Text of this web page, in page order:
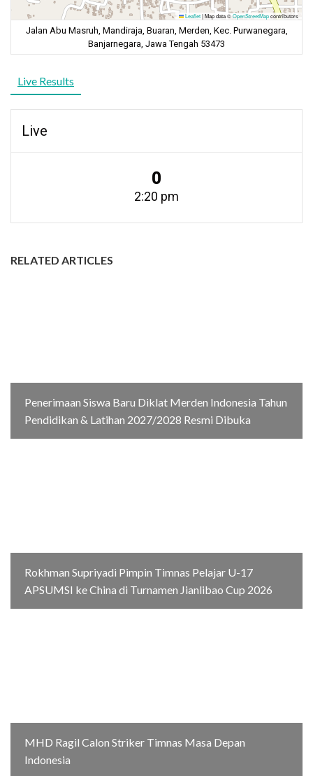
Leaflet|Map data ©OpenStreetMapcontributors
Jalan Abu Masruh, Mandiraja, Buaran, Merden, Kec. Purwanegara,
Banjarnegara, Jawa Tengah 53473
Live Results
Live
0
2:20 pm
RELATED ARTICLES
Penerimaan Siswa Baru Diklat Merden Indonesia Tahun
Pendidikan & Latihan 2027/2028 Resmi Dibuka
Rokhman Supriyadi Pimpin Timnas Pelajar U-17
APSUMSI ke China di Turnamen Jianlibao Cup 2026
MHD Ragil Calon Striker Timnas Masa Depan
Indonesia